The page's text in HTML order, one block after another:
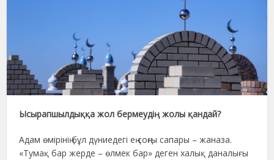
Ысырапшылдыққа жол бермеудің жолы қандай?
Адам өмірінің бұл дүниедегі ең соңғы сапары – жаназа.
«Тумақ бар жерде – өлмек бар» деген халық даналығы